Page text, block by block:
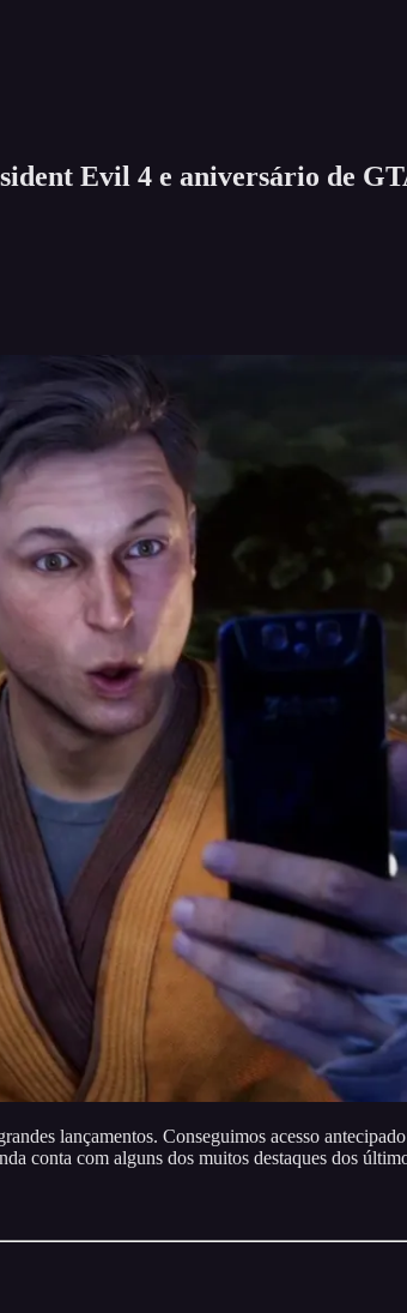
Evil 4 e aniversário de
lançamentos. Conseguimos acesso
conta com alguns dos muitos destaques dos